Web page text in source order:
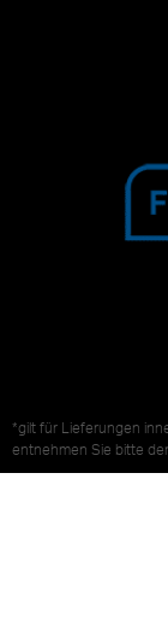
*gilt für Lieferungen
entnehmen Sie bitte